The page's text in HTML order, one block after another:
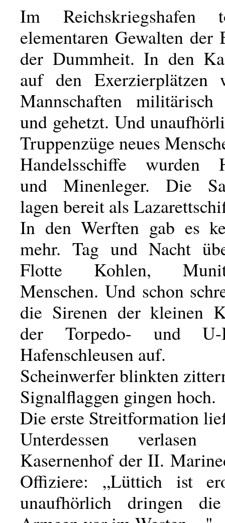
Im Reichskriegshafen
elementaren Gewalten der
der Dummheit. In den
auf den Exerzierplätzen
Mannschaften militärisch
und gehetzt. Und
Truppenzüge neues
Handelsschiffe wurden
und Minenleger. Die
lagen bereit als
In den Werften gab es
mehr. Tag und Nacht
Flotte Kohlen,
Menschen. Und schon
die Sirenen der kleinen
der Torpedo- und U-
Hafenschleusen auf.
Scheinwerfer blinkten
Signalflaggen gingen hoch.
Die erste Streitformation
Unterdessen
Kasernenhof der II.
Offiziere: „Lüttich ist
unaufhörlich dringen die